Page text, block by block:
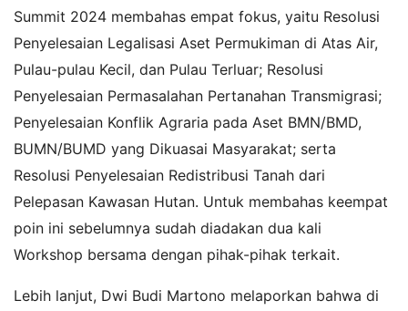
Summit 2024 membahas empat fokus, yaitu Resolusi
Penyelesaian Legalisasi Aset Permukiman di Atas Air,
Pulau-pulau Kecil, dan Pulau Terluar; Resolusi
Penyelesaian Permasalahan Pertanahan Transmigrasi;
Penyelesaian Konflik Agraria pada Aset BMN/BMD,
BUMN/BUMD yang Dikuasai Masyarakat; serta
Resolusi Penyelesaian Redistribusi Tanah dari
Pelepasan Kawasan Hutan. Untuk membahas keempat
poin ini sebelumnya sudah diadakan dua kali
Workshop bersama dengan pihak-pihak terkait.
Lebih lanjut, Dwi Budi Martono melaporkan bahwa di